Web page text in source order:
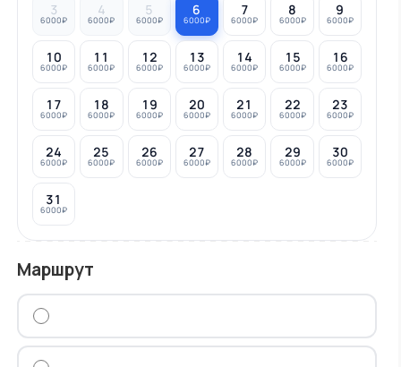
3
6000₽
4
6000₽
5
6000₽
6
6000₽
7
6000₽
8
6000₽
9
6000₽
10
6000₽
11
6000₽
12
6000₽
13
6000₽
14
6000₽
15
6000₽
16
6000₽
17
6000₽
18
6000₽
19
6000₽
20
6000₽
21
6000₽
22
6000₽
23
6000₽
24
6000₽
25
6000₽
26
6000₽
27
6000₽
28
6000₽
29
6000₽
30
6000₽
31
6000₽
Маршрут